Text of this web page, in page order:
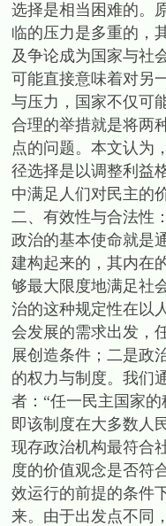
选择是相当困难的。
临的压力是多重的，
及争论成为国家与社
可能直接意味着对另
与压力，国家不仅可
合理的举措就是将两
点的问题。本文认为
径选择是以调整利益
中满足人们对民主的
二、有效性与合法性
政治的基本使命就是
建构起来的，其内在
够最大限度地满足社
治的这种规定性在以
会发展的需求出发，
展创造条件；二是政
的权力与制度。我们
者：“任一民主国家
即该制度在大多数人
现存政治机构最符合
度的价值观念是否符
效运行的前提的条件
来。由于出发点不同